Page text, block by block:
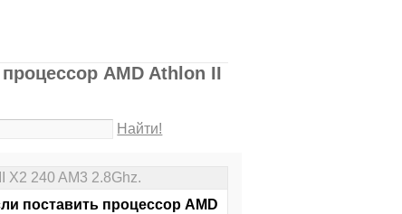
AMD Athlon II
Найти!
X2 240 AM3 2.8Ghz.
поставить процессор AMD